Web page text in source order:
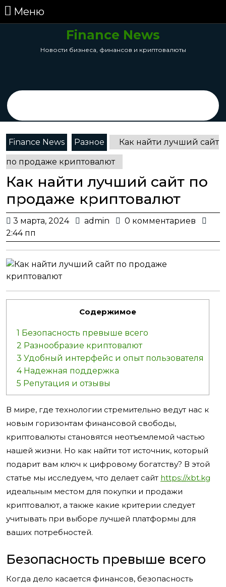
перейти
МенюМеню
Finance News
Новости бизнеса, финансов и криптовалюты
for:
Finance News
Разное Как найти лучший сайт
по продаже криптовалют
Как найти лучший сайт по
продаже криптовалют
3 марта, 2024
3
2024
admin admin
0 комментариев
2:44 пп
Содержимое
1 Безопасность превыше всего
2 Разнообразие криптовалют
3 Удобный интерфейс и опыт пользователя
4Надежная поддержка
5 Репутация и отзывы
В мире, где технологии стремительно ведут нас к
новым горизонтам финансовой свободы,
криптовалюты становятся неотъемлемой частью
нашей жизни. Но как найти тот источник, который
подарит вам ключ к цифровому богатству? В этой
статье мы исследуем, что делает сайт https://xbt.kg
идеальным местом для покупки и продажи
криптовалют, а также какие критерии следует
учитывать при выборе лучшей платформы для
ваших потребностей.
Безопасность превыше всего
Когда дело касается финансов, безопасность